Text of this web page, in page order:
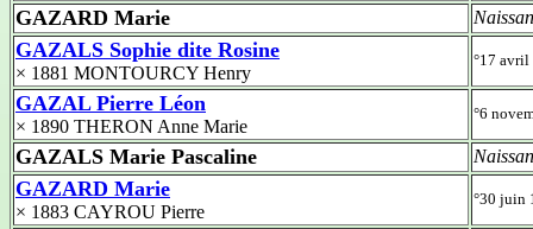
GAZARD Marie
GAZALS Sophie dite Rosine
× 1881 MONTOURCY Henry
°17
GAZAL Pierre Léon
× 1890 THERON Anne Marie
°6
GAZALS Marie Pascaline
GAZARD Marie
× 1883 CAYROU Pierre
°30 juin